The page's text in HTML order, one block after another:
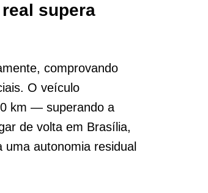
supera
comprovando
O veículo
km — superando a
de volta em Brasília,
autonomia residual